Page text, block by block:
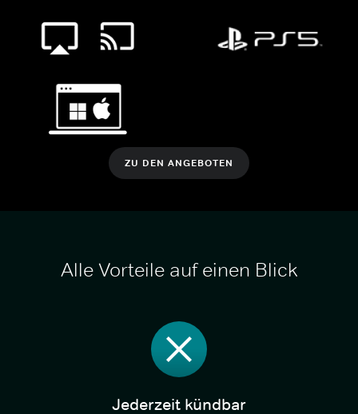
ZU DEN ANGEBOTEN
Alle Vorteile auf einen Blick
Jederzeit kündbar